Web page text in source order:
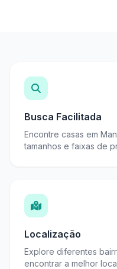
Busca Facilitada
Encontre casas em
tamanhos e faixas de
Localização
Explore diferentes
encontrar a melhor